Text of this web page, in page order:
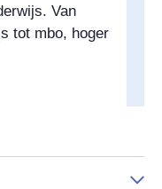
Van
tot mbo, hoger